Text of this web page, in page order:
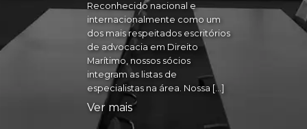
Reconhecido nacional e
internacionalmente como um
dos mais respeitados escritórios
de advocacia em Direito
Marítimo, nossos sócios
integram as listas de
especialistas na área. Nossa […]
Ver mais